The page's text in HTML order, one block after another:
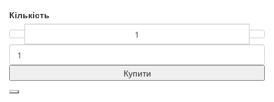
Кількість
Купити